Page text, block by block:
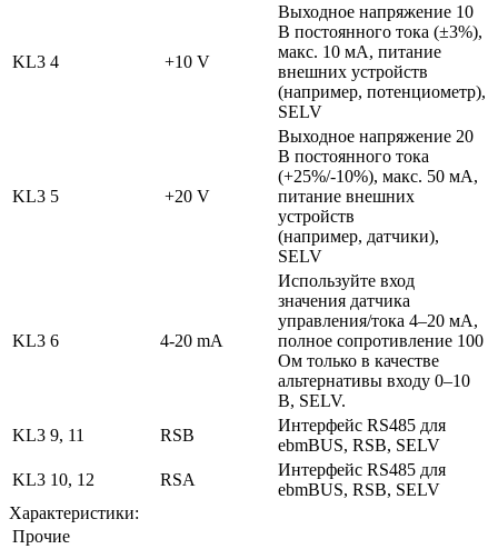
KL3 4 +10 V
Выходное напряжение 10
В постоянного тока (±3%),
макс. 10 мА, питание
внешних устройств
(например, потенциометр),
SELV
KL3 5 +20 V
Выходное напряжение 20
В постоянного тока
(+25%/-10%), макс. 50 мА,
питание внешних
устройств
(например, датчики),
SELV
KL3 6 4-20 mA
Используйте вход
значения датчика
управления/тока 4–20 мА,
полное сопротивление 100
Ом только в качестве
альтернативы входу 0–10
В, SELV.
KL3 9, 11 RSB
Интерфейс RS485 для
ebmBUS, RSB, SELV
KL3 10, 12 RSA
Интерфейс RS485 для
ebmBUS, RSB, SELV
Характеристики:
Прочие